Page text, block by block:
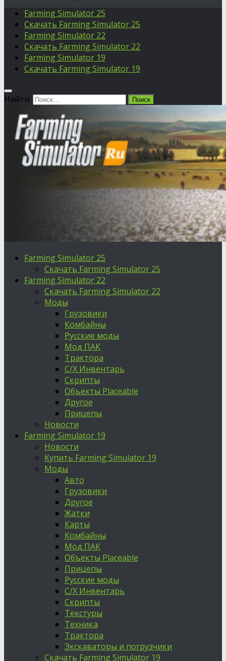
Farming Simulator 25
Скачать Farming Simulator 25
Farming Simulator 22
Скачать Farming Simulator 22
Farming Simulator 19
Скачать Farming Simulator 19
Найти:
Farming Simulator 25
Скачать Farming Simulator 25
Farming Simulator 22
Скачать Farming Simulator 22
Моды
Грузовики
Комбайны
Русские моды
Мод ПАК
Трактора
С/Х Инвентарь
Скрипты
Объекты Placeable
Другое
Прицепы
Новости
Farming Simulator 19
Новости
Купить Farming Simulator 19
Моды
Авто
Грузовики
Другое
Жатки
Карты
Комбайны
Мод ПАК
Объекты Placeable
Прицепы
Русские моды
С/Х Инвентарь
Скрипты
Текстуры
Техника
Трактора
Экскаваторы и погрузчики
Скачать Farming Simulator 19